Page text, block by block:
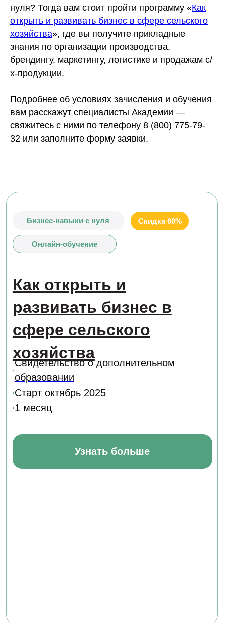
нуля? Тогда вам стоит пройти программу «Как
открыть и развивать бизнес в сфере сельского
хозяйства», где вы получите прикладные
знания по организации производства,
брендингу, маркетингу, логистике и продажам с/
х-продукции.
Подробнее об условиях зачисления и обучения
вам расскажут специалисты Академии —
свяжитесь с ними по телефону 8 (800) 775-79-
32 или заполните форму заявки.
КОНТАКТЫ
Отдел по организации приема:
8 (800) 775-79-32 , 8 (495) 677-96-17
Контакт-центр
8 (800) 775-79-32, 8 (495) 677-96-17
help.dpomipk@dpomipk.ru
Получите профессию в сфере сельского хозяйства